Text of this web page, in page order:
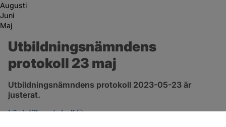
Augusti
Juni
Maj
Utbildningsnämndens
protokoll 23 maj
Utbildningsnämndens protokoll 2023-05-23 är
justerat.
Länk till protokoll
pdf, 544.7 kB, öppnas i nytt fönster.